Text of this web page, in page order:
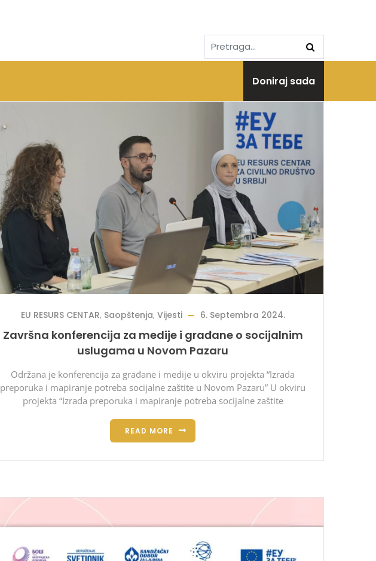
Doniraj sada
EU RESURS CENTAR, Saopštenja, Vijesti 6. Septembra 2024.
Završna konferencija za medije i građane o socijalnim
uslugama u Novom Pazaru
Održana je konferencija za građane i medije u okviru projekta “Izrada
preporuka i mapiranje potreba socijalne zaštite u Novom Pazaru” U okviru
projekta “Izrada preporuka i mapiranje potreba socijalne zaštite
READ MORE